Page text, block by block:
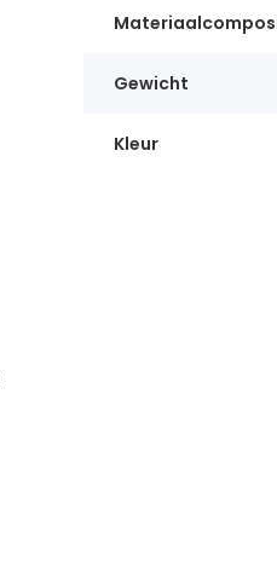
Gewicht
Kleur